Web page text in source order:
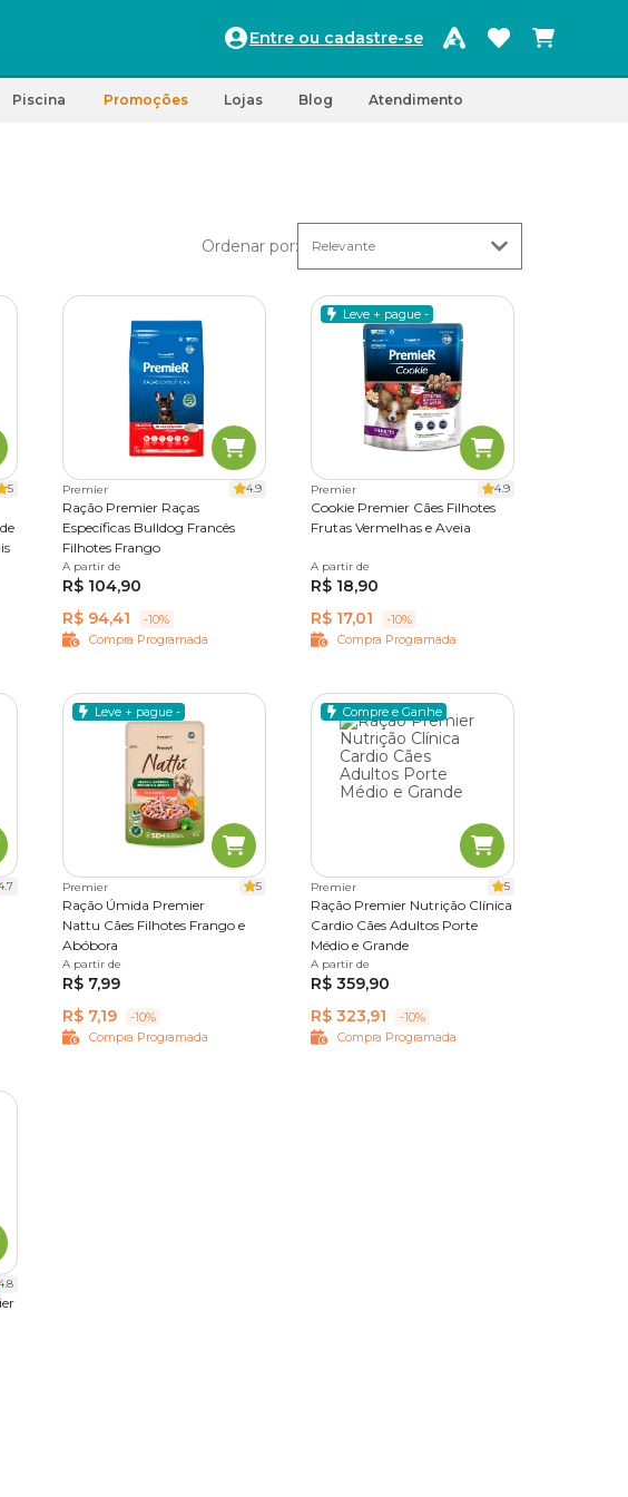
Entre ou cadastre-se
Piscina Promoções Lojas Blog Atendimento
Ordenar por:
5 Premier 4.9
Ração Premier Raças
Específicas Bulldog Francês
Filhotes Frango
1 kg 2,5 kg
A partir de
R$ 104,90
R$ 94,41
-10%
Compra Programada
Leve + pague -
Premier 4.9
Cookie Premier Cães Filhotes
Frutas Vermelhas e Aveia
250 g
A partir de
R$ 18,90
R$ 17,01
-10%
Compra Programada
Leve + pague -
Premier 5
Ração Úmida Premier
Nattu Cães Filhotes Frango e
Abóbora
85 g
A partir de
R$ 7,99
R$ 7,19
-10%
Compra Programada
Compre e Ganhe
Premier 5
Ração Premier Nutrição Clínica
Cardio Cães Adultos Porte
Médio e Grande
10,1 kg
A partir de
R$ 359,90
R$ 323,91
-10%
Compra Programada